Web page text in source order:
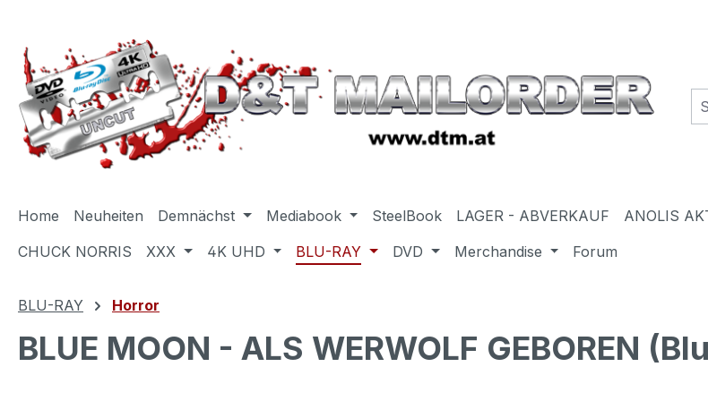
Home Neuheiten Demnächst Mediabook SteelBook LAGER - ABVERKAUF ANOLIS
CHUCK NORRIS
XXX 4K UHD BLU-RAY DVD Merchandise Forum
BLU-RAY Horror
BLUE MOON - ALS WERWOLF GEBOREN